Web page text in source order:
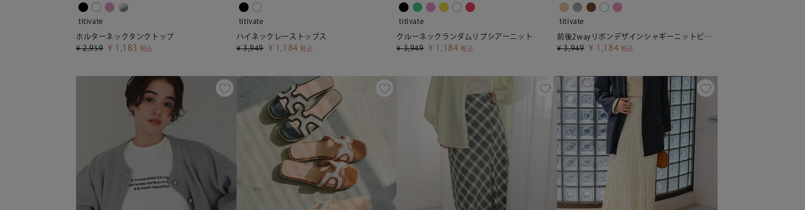
titivate
ホルターネックタンクトップ
¥ 2,959 ¥ 1,183 税込
titivate
ハイネックレーストップス
¥ 3,949 ¥ 1,184 税込
titivate
クルーネックランダムリブシアーニット
¥ 3,949 ¥ 1,184 税込
titivate
前後2wayリボンデザインシャギーニットビスチェ【メール便可／100】
¥ 3,949 ¥ 1,184 税込